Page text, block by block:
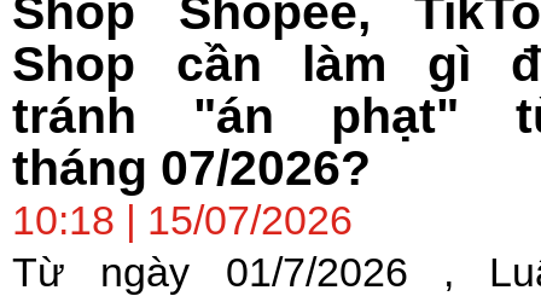
Shop Shopee,
Shop cần làm gì
tránh "án phạt"
tháng 07/2026?
10:18 | 15/07/2026
Từ ngày 01/7/2026 ,